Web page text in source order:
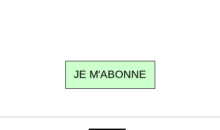
JE M'ABONNE